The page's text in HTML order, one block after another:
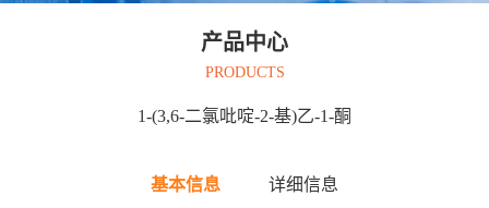
产品中心
PRODUCTS
1-(3,6-二氯吡啶-2-基)乙-1-酮
基本信息 详细信息